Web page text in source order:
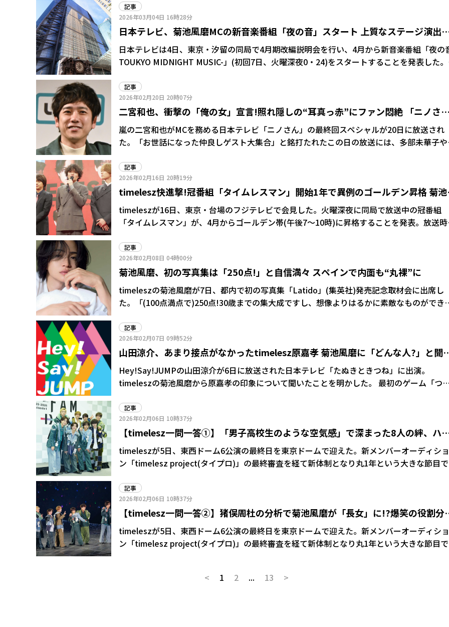
らく放送された。24年10月に金曜午後7時のゴールデン帯に進出したが、1年半で幕を下ろし
た。 最終回で二宮は「今日でレギュラーとしては最後になりますが、皆さんありがとうござ
いました。またね、皆で集まれたら、その時は見ていただけたら。それではさようなら!」
コメント。 放送終了後、自身のXで番組終了について「正直申し訳ない気持ちでいっぱいで
す。もっと続けられる実力がアタクシになかった。それは本当に申し訳ない。でもまた皆で
まれる場所を作る努力をしていくのでこれからもよろしくお願いします!」とつづっていた。
記事
2026年03月04日 16時28分
日本テレビ、菊池風磨MCの新音楽番組「夜の音」スタート 上質なステージ演出
一味違う「映像作品」届ける
日本テレビは4日、東京・汐留の同局で4月期改編説明会を行い、4月から新音楽番組「夜の
TOUKYO MIDNIGHT MUSIC-」(初回7日、火曜深夜0・24)をスタートすることを発表した。
ける新音楽番組。毎回、1組のアーティストをゲストに迎える。
記事
2026年02月20日 20時07分
二宮和也、衝撃の「俺の女」宣言!照れ隠しの“耳真っ赤”にファン悶絶 「ニノさ
ん」最終回
嵐の二宮和也がMCを務める日本テレビ「ニノさん」の最終回スペシャルが20日に放送され
た。「お世話になった仲良しゲスト大集合」と銘打たれたこの日の放送には、多部未華子や
った一言がスタジオを騒然とさせた。 「俺の女とは?」と唐突に紹介したのは、東京五輪柔道
女子52キロ級金メダリストの阿部詩。共演者から驚きの声が上がる中、かねてより二宮の大
ァンであることを公言している阿部は、憧れの存在からの指名に照れ笑いを浮かべた。
記事
2026年02月16日 20時19分
timelesz快進撃!冠番組「タイムレスマン」開始1年で異例のゴールデン昇格 菊池
磨「汗をかいて頑張る」
timeleszが16日、東京・台場のフジテレビで会見した。火曜深夜に同局で放送中の冠番組
「タイムレスマン」が、4月からゴールデン帯(午後7～10時)に昇格することを発表。放送時
る。菊池風磨は「深夜の頃と変わらず、汗をかいて頑張りたい」と、枠が変わっても変わらず
体を張ることを約束した。 昨年2月に新体制に移行した後に誕生した初の冠番組が「タイムレ
スマン」だった。同4月に始まり、1年での昇格。佐藤勝利は「このスピード感でゴールデン
行くので気合が入っている」、新メンバーの原嘉孝も「まだ僕らのことを知らない方もいるの
で、一回一回を頑張りたい」と張り切っていた。
記事
2026年02月08日 04時00分
菊池風磨、初の写真集は「250点!」と自信満々 スペインで内面も“丸裸”に
timeleszの菊池風磨が7日、都内で初の写真集「Latido」(集英社)発売記念取材会に出席し
た。「(100点満点で)250点!30歳までの集大成ですし、想像よりはるかに素敵なものができ
番組でブレークし、特にドッキリ企画での活躍が目覚ましい。プールで泳いでいるうちに着て
いた水着が溶けて全裸になるなど、アイドルらしからぬ仕打ちを受け「許せない!」と悔しが
る姿が話題となった。
記事
2026年02月07日 09時52分
山田涼介、あまり接点がなかったtimelesz原嘉孝 菊池風磨に「どんな人?」と聞
た結果は?
Hey!Say!JUMPの山田涼介が6日に放送された日本テレビ「たぬきときつね」に出演。
timeleszの菊池風磨から原嘉孝の印象について聞いたことを明かした。 最初のゲーム「つら
原について「あんまり接点がなかったので風磨に聞いた」と同グループの菊池に事前に聞いた
と伝えた。
記事
2026年02月06日 10時37分
【timelesz一問一答①】「男子高校生のような空気感」で深まった8人の絆、ハ
イの思い出から衣装のメッセージに込めたグループへの想いまで
timeleszが5日、東西ドーム6公演の最終日を東京ドームで迎えた。新メンバーオーディショ
ン「timelesz project(タイプロ)」の最終審査を経て新体制となり丸1年という大きな節目
けどいかがでしょうか? 菊池風磨「とにかくありがたいという思いと感謝と、あとはこうして
8人で1周年迎えられたっていうことをまず嬉しく思っております」 ――それもこの東京ドームで
ということになりますが。 菊池「奇しくも2月5日に東京ドーム追加公演が決まって、それに
関してはすごくうれしかったです。最初は追加公演ということで舞い上がり続けて、1周年と
一致してなかったんですけど、後から言われてこれ1周年だからねって言われて、みんな知ら
なかったというわけにいかないんで“そうですよね”っつって。もちろんね把握はしてたんで
れぞれなんですけど、長かったなって思うメンバーもいれば、あっという間だなと思うメンバ
記事
2026年02月06日 10時37分
【timelesz一問一答②】猪俣周杜の分析で菊池風磨が「長女」に!?爆笑の役割分
と、初心を取り戻した8人が描く未来
timeleszが5日、東西ドーム6公演の最終日を東京ドームで迎えた。新メンバーオーディショ
ン「timelesz project(タイプロ)」の最終審査を経て新体制となり丸1年という大きな節目
他にもあるんですけどその曲は、オーディションでも披露した曲でしたし、人気も高い。あそ
< 1 2 ... 13 >